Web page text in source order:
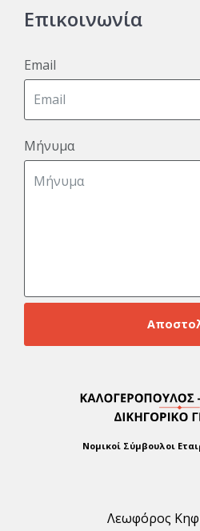
Νομικοί Σύμβουλοι
Λεωφόρος
Επικοινωνία
Email
Μήνυμα